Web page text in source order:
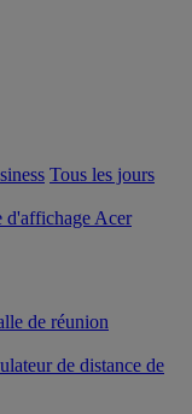
Tous les jours
d'affichage Acer
de réunion
de distance de